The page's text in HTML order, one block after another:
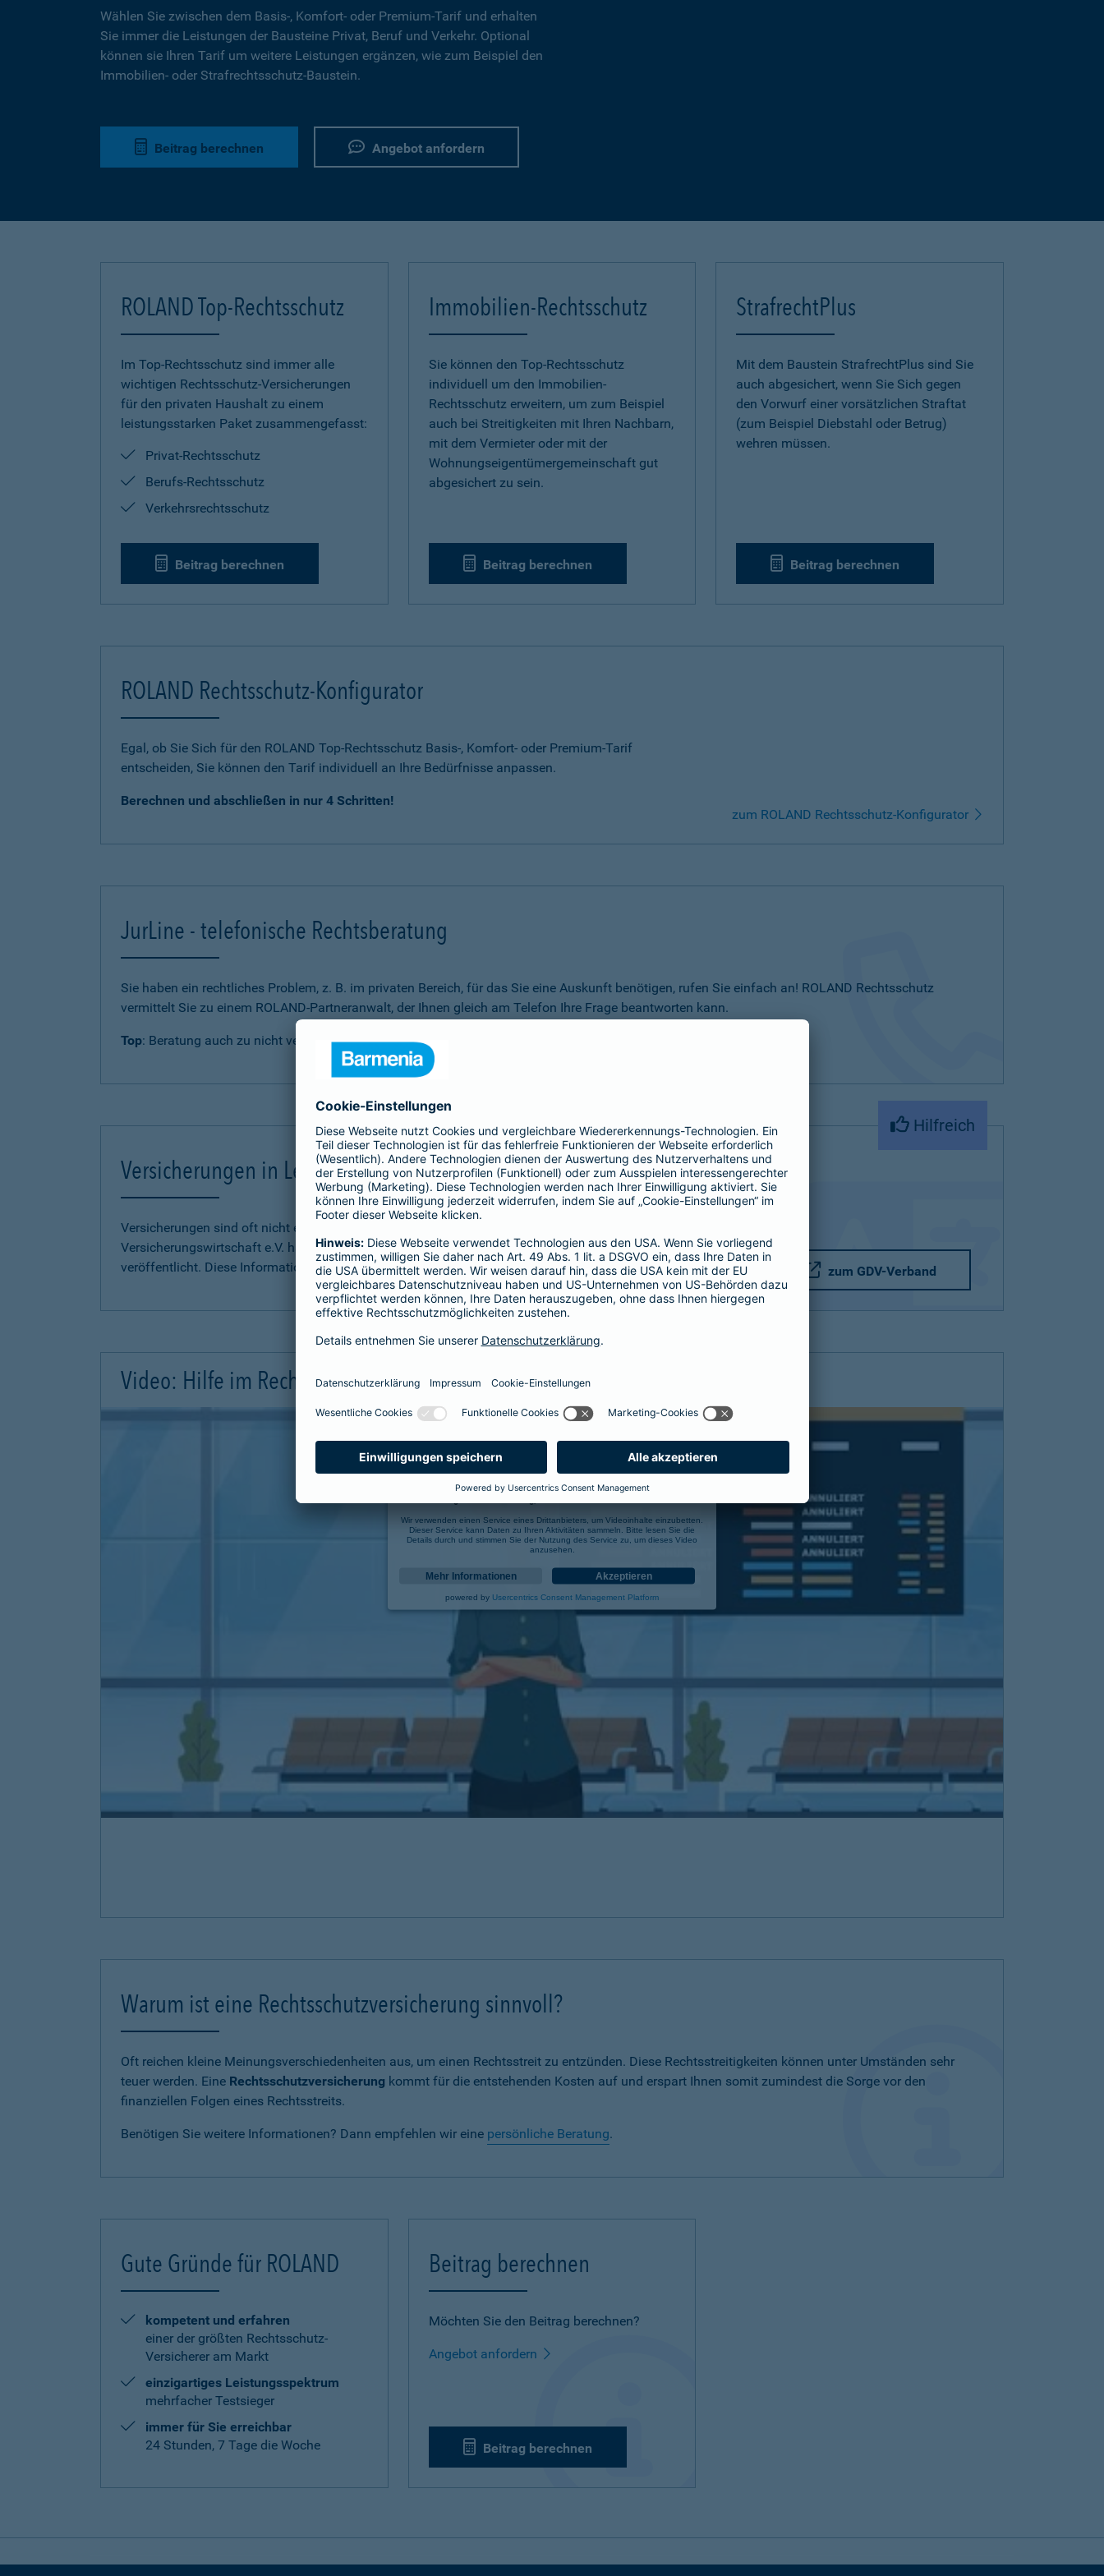
Wählen Sie zwischen dem Basis-, Komfort- oder Premium-Tarif und erhalten
Sie immer die Leistungen der Bausteine Privat, Beruf und Verkehr. Optional
können sie Ihren Tarif um weitere Leistungen ergänzen, wie zum Beispiel den
Immobilien- oder Strafrechtsschutz-Baustein.
Beitrag berechnen Angebot anfordern
ROLAND Top-Rechtsschutz
Im Top-Rechtsschutz sind immer alle
wichtigen Rechtsschutz-Versicherungen
für den privaten Haushalt zu einem
leistungsstarken Paket zusammengefasst:
Privat-Rechtsschutz
Berufs-Rechtsschutz
Verkehrsrechtsschutz
Beitrag berechnen
Immobilien-Rechtsschutz
Sie können den Top-Rechtsschutz
individuell um den Immobilien-
Rechtsschutz erweitern, um zum Beispiel
auch bei Streitigkeiten mit Ihren Nachbarn,
mit dem Vermieter oder mit der
Wohnungseigentümergemeinschaft gut
abgesichert zu sein.
Beitrag berechnen
StrafrechtPlus
Mit dem Baustein StrafrechtPlus sind Sie
auch abgesichert, wenn Sie Sich gegen
den Vorwurf einer vorsätzlichen Straftat
(zum Beispiel Diebstahl oder Betrug)
wehren müssen.
Beitrag berechnen
ROLAND Rechtsschutz-Konfigurator
Egal, ob Sie Sich für den ROLAND Top-Rechtsschutz Basis-, Komfort- oder Premium-Tarif
entscheiden, Sie können den Tarif individuell an Ihre Bedürfnisse anpassen.
Berechnen und abschließen in nur 4 Schritten!
zum ROLAND Rechtsschutz-Konfigurator
JurLine - telefonische Rechtsberatung
Sie haben ein rechtliches Problem, z. B. im privaten Bereich, für das Sie eine Auskunft benötigen, rufen Sie einfach an! ROLAND Rechtsschutz
vermittelt Sie zu einem ROLAND-Partneranwalt, der Ihnen gleich am Telefon Ihre Frage beantworten kann.
Top: Beratung auch zu nicht versicherten Rechtsfragen.
Hilfreich
Versicherungen in Leichter Sprache erklärt
Versicherungen sind oft nicht einfach zu verstehen. Der Gesamtverband der Deutschen
Versicherungswirtschaft e.V. hat
Informationen in Leichter Sprache zu diversen Versicherungen
veröffentlicht. Diese Informationen finden Sie hier.
zum GDV-Verband
Video: Hilfe im Rechtsschutzfall
Wir verwenden einen Service eines Drittanbieters, um Videoinhalte einzubetten.
Dieser Service kann Daten zu Ihren Aktivitäten sammeln. Bitte lesen Sie die
Details durch und stimmen Sie der Nutzung des Service zu, um dieses Video
anzusehen.
Mehr Informationen Akzeptieren
powered by Usercentrics Consent Management Platform
Warum ist eine Rechtsschutzversicherung sinnvoll?
Oft reichen kleine Meinungsverschiedenheiten aus, um einen Rechtsstreit zu entzünden. Diese Rechtsstreitigkeiten können unter Umständen sehr
teuer werden. Eine Rechtsschutzversicherung kommt für die entstehenden Kosten auf und erspart Ihnen somit zumindest die Sorge vor den
finanziellen Folgen eines Rechtsstreits.
Benötigen Sie weitere Informationen? Dann empfehlen wir eine persönliche Beratung.
Gute Gründe für ROLAND
kompetent und erfahren
einer der größten Rechtsschutz-
Versicherer am Markt
einzigartiges Leistungsspektrum
mehrfacher Testsieger
immer für Sie erreichbar
24 Stunden, 7 Tage die Woche
Beitrag berechnen
Möchten Sie den Beitrag berechnen?
Angebot anfordern
Beitrag berechnen